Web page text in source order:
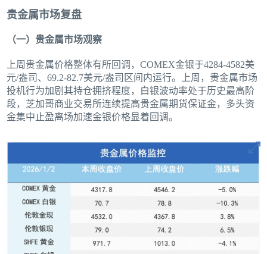
贵金属市场复盘
（一）贵金属市场观察
上周贵金属价格整体有所回调，COMEX金银于4284-4582美
元/盎司、69.2-82.7美元/盎司区间内运行。上周，贵金属市场
投机行为加剧其持仓拥挤程度，白银波动率处于历史最高阶
段，芝加哥商业交易所连续提高贵金属期货保证金，多头资
金集中止盈离场加速金银价格显着回调。